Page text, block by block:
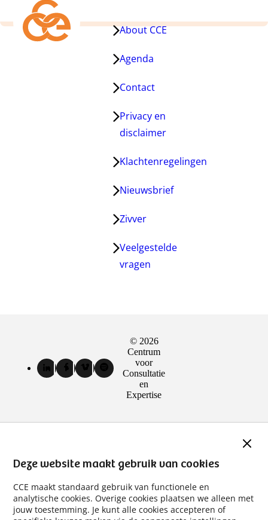
Deze website maakt gebruik van cookies
CCE maakt standaard gebruik van functionele en
analytische cookies. Overige cookies plaatsen we alleen met
jouw toestemming. Je kunt alle cookies accepteren of
About CCE
Agenda
Contact
Privacy en
disclaimer
Klachtenregelingen
Nieuwsbrief
Zivver
Veelgestelde
vragen
media
kanalen
LinkedIn
link)
Facebook
link)
Vimeo
link)
Spotify
Centrum
link)
© 2026
Centrum
voor
Consultatie
en
Expertise